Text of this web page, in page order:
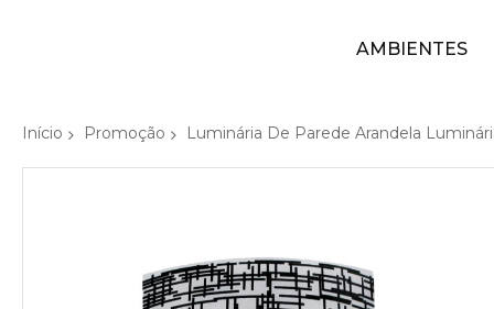
AMBIENTES
Início Promoção Luminária De Parede Arandela